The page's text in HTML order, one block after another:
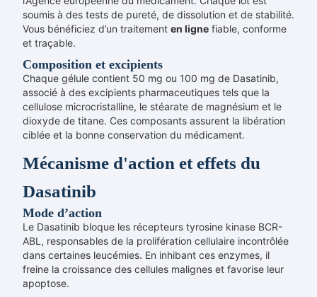
soumis à des tests de pureté, de dissolution et de stabilité.
Vous bénéficiez d’un traitement en ligne fiable, conforme
et traçable.
Composition et excipients
Chaque gélule contient 50 mg ou 100 mg de Dasatinib,
associé à des excipients pharmaceutiques tels que la
cellulose microcristalline, le stéarate de magnésium et le
dioxyde de titane. Ces composants assurent la libération
ciblée et la bonne conservation du médicament.
Mécanisme d'action et effets du
Dasatinib
Mode d’action
Le Dasatinib bloque les récepteurs tyrosine kinase BCR-
ABL, responsables de la prolifération cellulaire incontrôlée
dans certaines leucémies. En inhibant ces enzymes, il
freine la croissance des cellules malignes et favorise leur
apoptose.